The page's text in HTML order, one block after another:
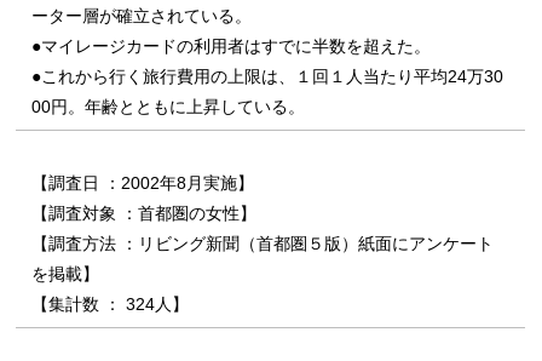
ーター層が確立されている。
●マイレージカードの利用者はすでに半数を超えた。
●これから行く旅行費用の上限は、１回１人当たり平均24万30
00円。年齢とともに上昇している。
【調査日 ：2002年8月実施】
【調査対象 ：首都圏の女性】
【調査方法 ：リビング新聞（首都圏５版）紙面にアンケート
を掲載】
【集計数 ： 324人】